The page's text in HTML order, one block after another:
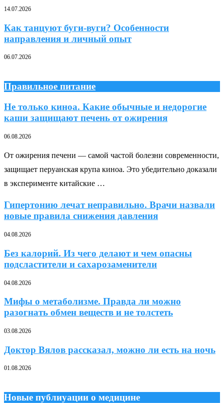
14.07.2026
Как танцуют буги-вуги? Особенности
направления и личный опыт
06.07.2026
Правильное питание
Не только киноа. Какие обычные и недорогие
каши защищают печень от ожирения
06.08.2026
От ожирения печени — самой частой болезни современности,
защищает перуанская крупа киноа. Это убедительно доказали
в эксперименте китайские …
Гипертонию лечат неправильно. Врачи назвали
новые правила снижения давления
04.08.2026
Без калорий. Из чего делают и чем опасны
подсластители и сахарозаменители
04.08.2026
Мифы о метаболизме. Правда ли можно
разогнать обмен веществ и не толстеть
03.08.2026
Доктор Вялов рассказал, можно ли есть на ночь
01.08.2026
Новые публиуации о медицине